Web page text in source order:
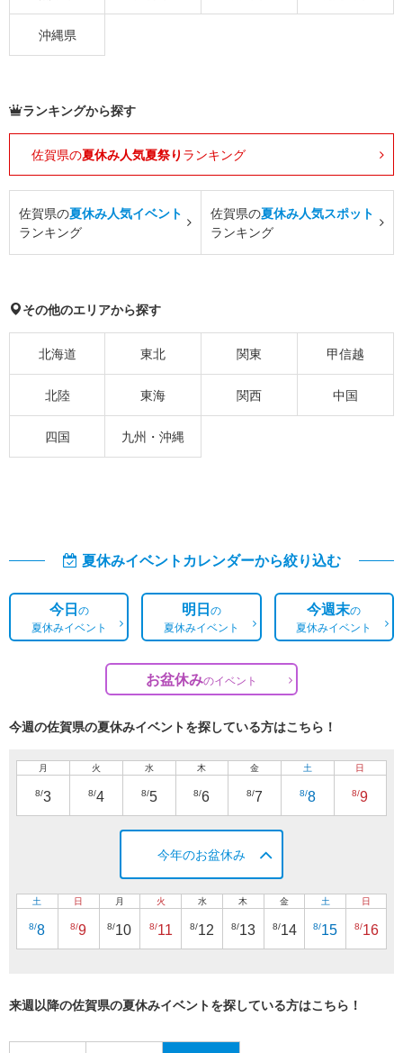
沖縄県
ランキングから探す
佐賀県の夏休み人気夏祭り ランキング
佐賀県の夏休み人気イベント
ランキング
佐賀県の夏休み人気スポット
ランキング
その他のエリアから探す
北海道 東北 関東 甲信越
北陸 東海 関西 中国
四国 九州・沖縄
夏休みイベントカレンダーから絞り込む
今日の
夏休みイベント
明日の
夏休みイベント
今週末の
夏休みイベント
お盆休みのイベント
今週の佐賀県の夏休みイベントを探している方はこちら！
月
8/3
火
8/4
水
8/5
木
8/6
金
8/7
土
8/8
日
8/9
今年のお盆休み
土
8/8
日
8/9
月
8/10
火
8/11
水
8/12
木
8/13
金
8/14
土
8/15
日
8/16
来週以降の佐賀県の夏休みイベントを探している方はこちら！